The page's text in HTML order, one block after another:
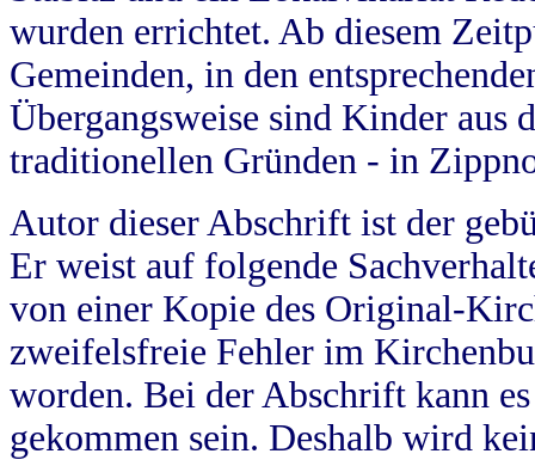
wurden errichtet. Ab diesem
Gemeinden, in den
Übergangsweise sind Kinder aus
traditionellen Gründen - in
Autor dieser Abschrift ist der
Er weist auf folgende
von einer Kopie des Original-
zweifelsfreie Fehler im
worden. Bei der Abschrift kann
gekommen sein. Deshalb wird